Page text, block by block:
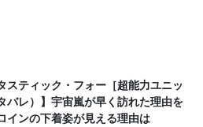
スティック・フォー［超能力ユニッ
バレ）】宇宙嵐が早く訪れた理由を
インの下着姿が見える理由は